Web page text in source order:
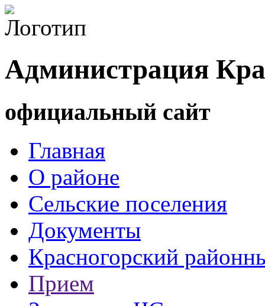
Администрация
официальный сайт
Главная
О районе
Сельские поселения
Документы
Красногорский
Прием